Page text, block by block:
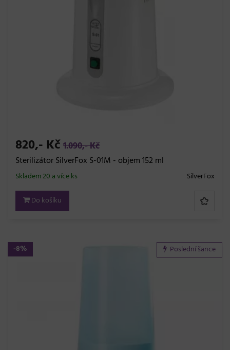
820,- Kč 1.090,- Kč
Sterilizátor SilverFox S-01M - objem 152 ml
SilverFox
Skladem 20 a více ks
Do košíku
-8% Poslední šance